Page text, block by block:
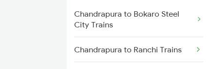
Chandrapura to Bokaro Steel
City Trains
Chandrapura to Ranchi Trains